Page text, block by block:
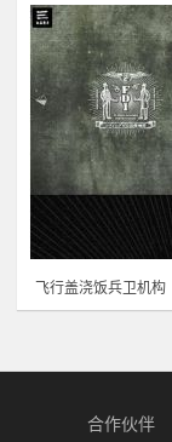
飞行盖浇饭兵卫机构
合作伙伴